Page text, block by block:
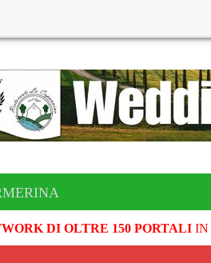
DI OLTRE 150 PORTALIIN